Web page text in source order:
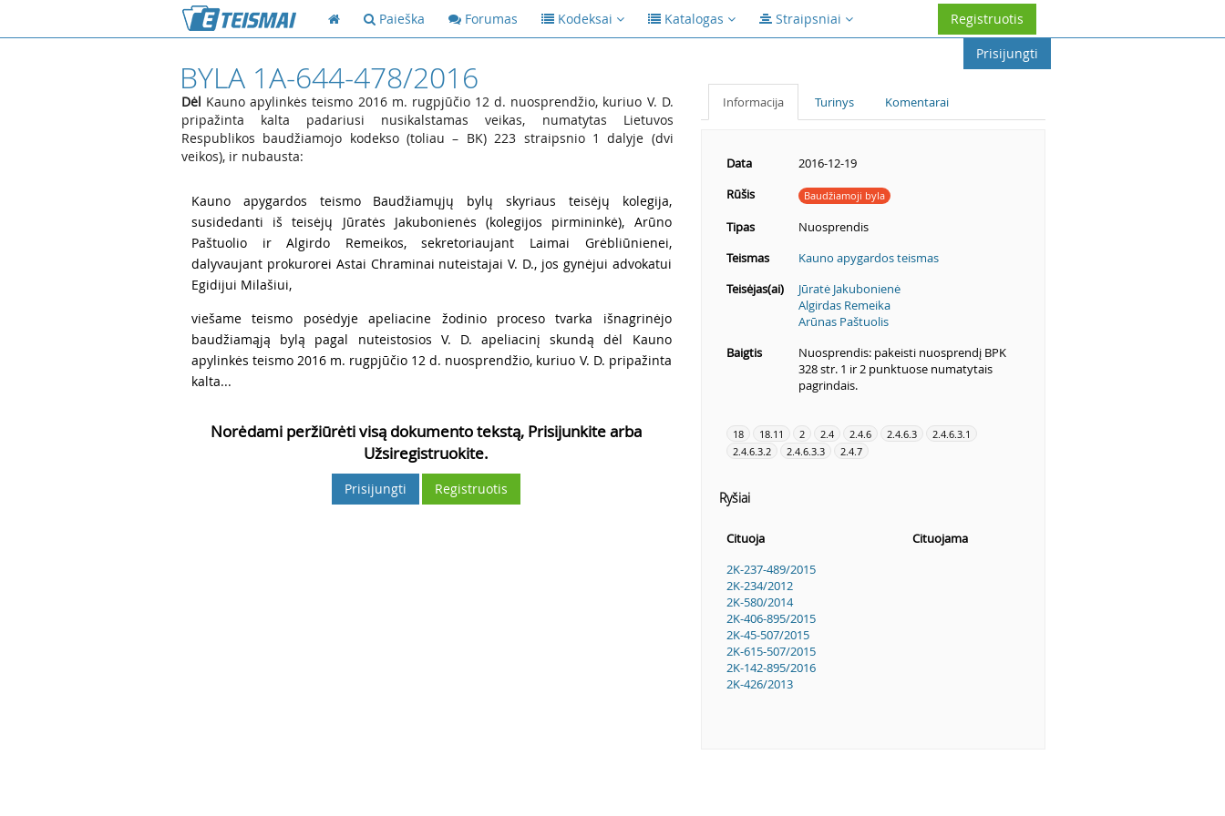
Paieška Forumas Kodeksai Katalogas Straipsniai
Registruotis
Prisijungti
BYLA 1A-644-478/2016
Dėl Kauno apylinkės teismo 2016 m. rugpjūčio 12 d. nuosprendžio, kuriuo V. D.
pripažinta kalta padariusi nusikalstamas veikas, numatytas Lietuvos
Respublikos baudžiamojo kodekso (toliau – BK) 223 straipsnio 1 dalyje (dvi
veikos), ir nubausta:
Kauno apygardos teismo Baudžiamųjų bylų skyriaus teisėjų kolegija,
susidedanti iš teisėjų Jūratės Jakubonienės (kolegijos pirmininkė), Arūno
Paštuolio ir Algirdo Remeikos, sekretoriaujant Laimai Grėbliūnienei,
dalyvaujant prokurorei Astai Chraminai nuteistajai V. D., jos gynėjui advokatui
Egidijui Milašiui,
viešame teismo posėdyje apeliacine žodinio proceso tvarka išnagrinėjo
baudžiamąją bylą pagal nuteistosios V. D. apeliacinį skundą dėl Kauno
apylinkės teismo 2016 m. rugpjūčio 12 d. nuosprendžio, kuriuo V. D. pripažinta
kalta...
Norėdami peržiūrėti visą dokumento tekstą, Prisijunkite arba
Užsiregistruokite.
Prisijungti Registruotis
Informacija Turinys Komentarai
Data
2016-12-19
Rūšis
Baudžiamoji byla
Tipas
Nuosprendis
Teismas
Kauno apygardos teismas
Teisėjas(ai)
Jūratė Jakubonienė
Algirdas Remeika
Arūnas Paštuolis
Baigtis
Nuosprendis: pakeisti nuosprendį BPK
328 str. 1 ir 2 punktuose numatytais
pagrindais.
18 18.11 2 2.4 2.4.6 2.4.6.3
2.4.6.3.1
2.4.6.3.2
2.4.6.3.3 2.4.7
Ryšiai
Cituoja
Cituojama
2K-237-489/2015
2K-234/2012
2K-580/2014
2K-406-895/2015
2K-45-507/2015
2K-615-507/2015
2K-142-895/2016
2K-426/2013